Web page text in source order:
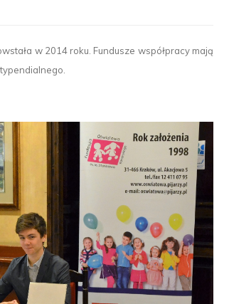
w 2014 roku. Fundusze współpracy mają